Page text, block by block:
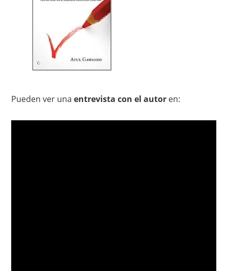
Pueden ver unaentrevista con el autor en: